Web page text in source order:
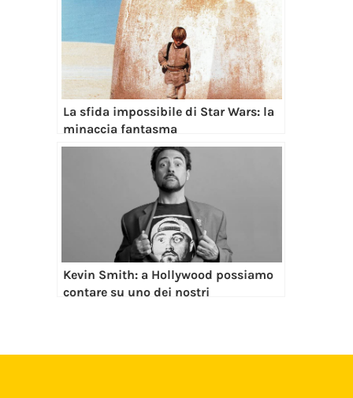
La sfida impossibile di Star Wars: la
minaccia fantasma
Kevin Smith: a Hollywood possiamo
contare su uno dei nostri